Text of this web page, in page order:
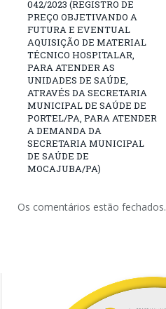
042/2023 (REGISTRO DE
PREÇO OBJETIVANDO A
FUTURA E EVENTUAL
AQUISIÇÃO DE MATERIAL
TÉCNICO HOSPITALAR,
PARA ATENDER AS
UNIDADES DE SAÚDE,
ATRAVÉS DA SECRETARIA
MUNICIPAL DE SAÚDE DE
PORTEL/PA, PARA ATENDER
A DEMANDA DA
SECRETARIA MUNICIPAL
DE SAÚDE DE
MOCAJUBA/PA)
Os comentários estão fechados.